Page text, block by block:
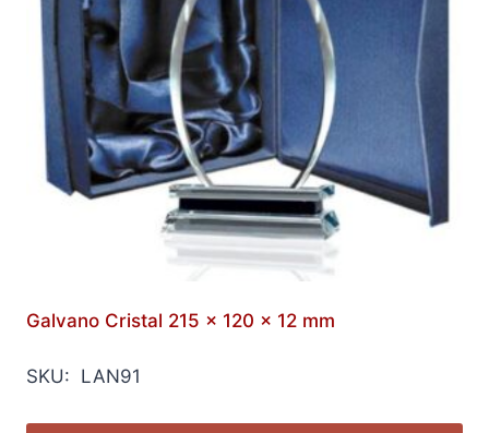
Galvano Cristal 215 x 120 x 12 mm
SKU: LAN91